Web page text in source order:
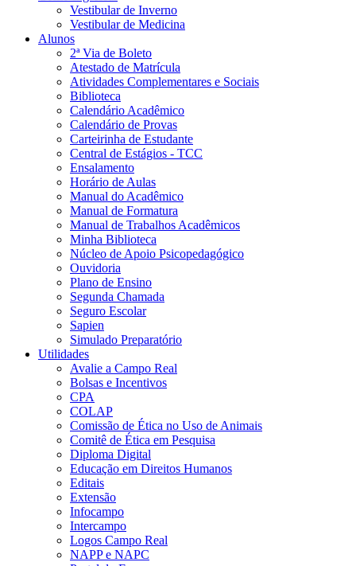
Vestibular de Inverno
Vestibular de Medicina
Alunos
2ª Via de Boleto
Atestado de Matrícula
Atividades Complementares e Sociais
Biblioteca
Calendário Acadêmico
Calendário de Provas
Carteirinha de Estudante
Central de Estágios - TCC
Ensalamento
Horário de Aulas
Manual do Acadêmico
Manual de Formatura
Manual de Trabalhos Acadêmicos
Minha Biblioteca
Núcleo de Apoio Psicopedagógico
Ouvidoria
Plano de Ensino
Segunda Chamada
Seguro Escolar
Sapien
Simulado Preparatório
Utilidades
Avalie a Campo Real
Bolsas e Incentivos
CPA
COLAP
Comissão de Ética no Uso de Animais
Comitê de Ética em Pesquisa
Diploma Digital
Educação em Direitos Humanos
Editais
Extensão
Infocampo
Intercampo
Logos Campo Real
NAPP e NAPC